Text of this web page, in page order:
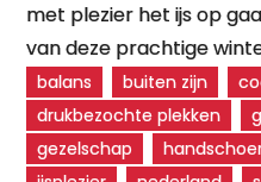
met plezier het ijs op
van deze prachtige
balans buiten zijn
drukbezochte plekken
gezelschap